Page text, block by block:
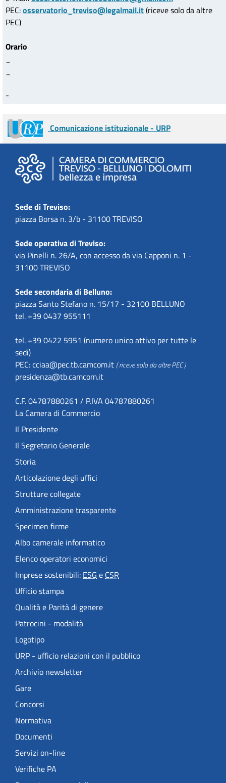
PEC:osservatorio_treviso@legalmail.it(riceve solo da altre
PEC)
Orario
-
Comunicazione istituzionale - URP
Sede di Treviso:
piazza Borsa n. 3/b - 31100 TREVISO
Sede operativa di Treviso:
via Pinelli n. 26/A, con accesso da via Capponi n. 1 -
31100 TREVISO
Sede secondaria di Belluno:
piazza Santo Stefano n. 15/17 - 32100 BELLUNO
tel. +39 0437 955111
tel. +39 0422 5951 (numero unico attivo per tutte le
sedi)
PEC:cciaa@pec.tb.camcom.it ( riceve solo da altre PEC )
presidenza@tb.camcom.it
C.F. 04787880261 / P.IVA 04787880261
La Camera di Commercio
Il Presidente
Il Segretario Generale
Storia
Articolazione degli uffici
Strutture collegate
Amministrazione trasparente
Specimen firme
Albo camerale informatico
Elenco operatori economici
Imprese sostenibili:ESGeCSR
Ufficio stampa
Qualità e Parità di genere
Patrocini - modalità
Logotipo
URP - ufficio relazioni con il pubblico
Archivio newsletter
Gare
Concorsi
Normativa
Documenti
Servizi on-line
Verifiche PA